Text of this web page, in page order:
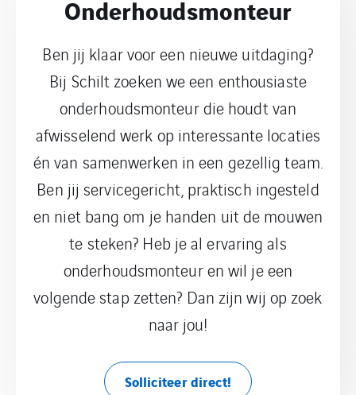
Onderhoudsmonteur
Ben jij klaar voor een nieuwe uitdaging?
Bij Schilt zoeken we een enthousiaste
onderhoudsmonteur die houdt van
afwisselend werk op interessante locaties
én van samenwerken in een gezellig team.
Ben jij servicegericht, praktisch ingesteld
en niet bang om je handen uit de mouwen
te steken? Heb je al ervaring als
onderhoudsmonteur en wil je een
volgende stap zetten? Dan zijn wij op zoek
naar jou!
Solliciteer direct!